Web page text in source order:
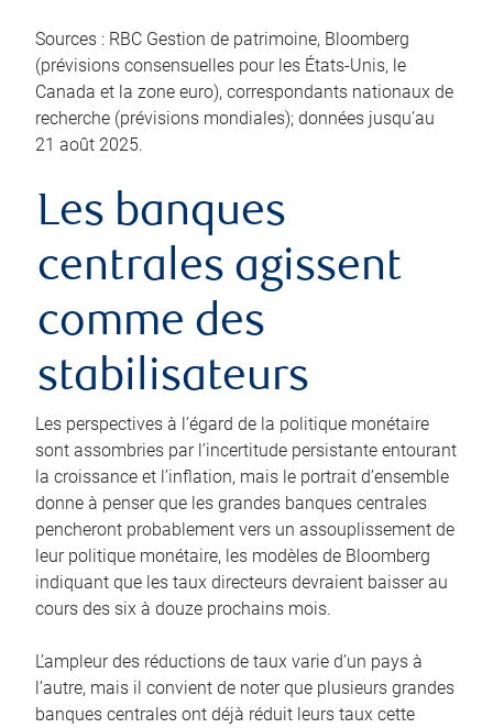
Sources : RBC Gestion de patrimoine, Bloomberg
(prévisions consensuelles pour les États-Unis, le
Canada et la zone euro), correspondants nationaux de
recherche (prévisions mondiales); données jusqu’au
21 août 2025.
Les banques
centrales agissent
comme des
stabilisateurs
Les perspectives à l’égard de la politique monétaire
sont assombries par l’incertitude persistante entourant
la croissance et l’inflation, mais le portrait d’ensemble
donne à penser que les grandes banques centrales
pencheront probablement vers un assouplissement de
leur politique monétaire, les modèles de Bloomberg
indiquant que les taux directeurs devraient baisser au
cours des six à douze prochains mois.
L’ampleur des réductions de taux varie d’un pays à
l’autre, mais il convient de noter que plusieurs grandes
banques centrales ont déjà réduit leurs taux cette